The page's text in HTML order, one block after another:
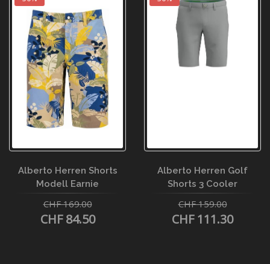
Alberto Herren Shorts
Modell Earnie
CHF 169.00
CHF 84.50
Alberto Herren Golf
Shorts 3 Cooler
CHF 159.00
CHF 111.30